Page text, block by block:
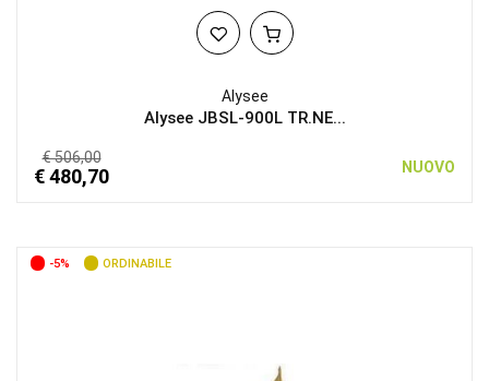
Alysee
Alysee JBSL-900L TR.NE...
€ 506,00
€ 480,70 NUOVO
-5% ORDINABILE